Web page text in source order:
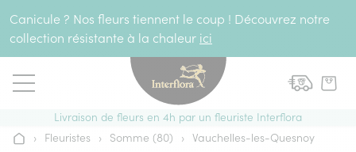
Canicule ? Nos fleurs tiennent le coup ! Découvrez notre
collection résistante à la chaleur ici
Livraison de fleurs en 4h par un fleuriste Interflora
Accueil
› Fleuristes › Somme (80) › Vauchelles-les-Quesnoy